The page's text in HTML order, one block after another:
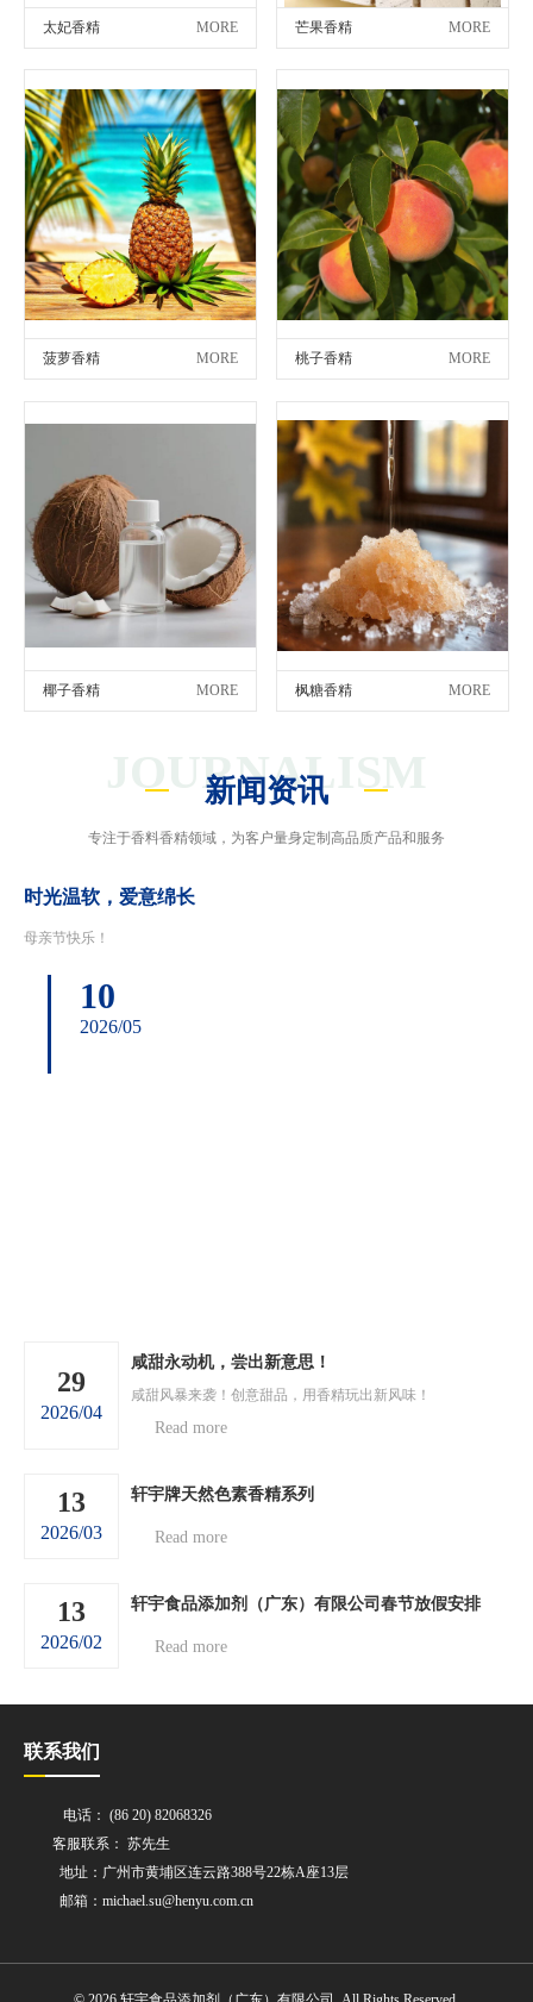
太妃香精 MORE 芒果香精 MORE
菠萝香精 MORE 桃子香精 MORE
椰子香精 MORE 枫糖香精 MORE
JOURNALISM
新闻资讯
专注于香料香精领域，为客户量身定制高品质产品和服务
时光温软，爱意绵长
母亲节快乐！
10
2026/05
29
2026/04
咸甜永动机，尝出新意思！
咸甜风暴来袭！创意甜品，用香精玩出新风味！
Read more
13
2026/03
轩宇牌天然色素香精系列
Read more
13
2026/02
轩宇食品添加剂（广东）有限公司春节放假安排
Read more
联系我们
电话： (86 20) 82068326
客服联系： 苏先生
地址：广州市黄埔区连云路388号22栋A座13层
邮箱：michael.su@henyu.com.cn